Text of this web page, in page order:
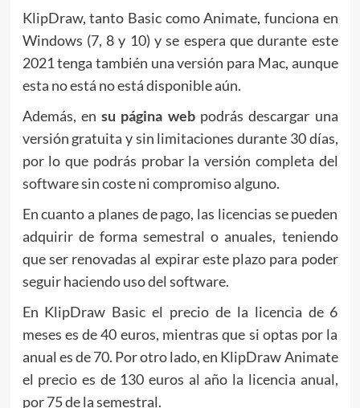
KlipDraw, tanto Basic como Animate, funciona en
Windows (7, 8 y 10) y se espera que durante este
2021 tenga también una versión para Mac, aunque
esta no está no está disponible aún.
Además, ensu página webpodrás descargar una
versión gratuita y sin limitaciones durante 30 días,
por lo que podrás probar la versión completa del
software sin coste ni compromiso alguno.
En cuanto a planes de pago, las licencias se pueden
adquirir de forma semestral o anuales, teniendo
que ser renovadas al expirar este plazo para poder
seguir haciendo uso del software.
En KlipDraw Basic el precio de la licencia de 6
meses es de 40 euros, mientras que si optas por la
anual es de 70. Por otro lado, en KlipDraw Animate
el precio es de 130 euros al año la licencia anual,
por 75 de la semestral.